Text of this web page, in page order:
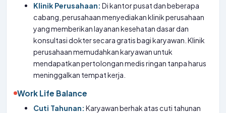
Klinik Perusahaan: Di kantor pusat dan beberapa
cabang, perusahaan menyediakan klinik perusahaan
yang memberikan layanan kesehatan dasar dan
konsultasi dokter secara gratis bagi karyawan. Klinik
perusahaan memudahkan karyawan untuk
mendapatkan pertolongan medis ringan tanpa harus
meninggalkan tempat kerja.
Work Life Balance
Cuti Tahunan: Karyawan berhak atas cuti tahunan